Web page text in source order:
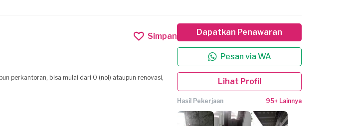
Simpan
perkantoran, bisa mulai dari 0 (nol) ataupun renovasi,
Dapatkan Penawaran
Pesan via WA
Lihat Profil
Hasil Pekerjaan 95+ Lainnya